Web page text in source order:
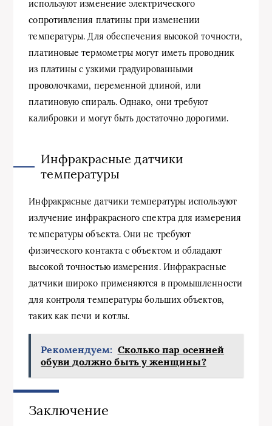
используют изменение электрического
сопротивления платины при изменении
температуры. Для обеспечения высокой точности,
платиновые термометры могут иметь проводник
из платины с узкими градуированными
проволочками, переменной длиной, или
платиновую спираль. Однако, они требуют
калибровки и могут быть достаточно дорогими.
Инфракрасные датчики
температуры
Инфракрасные датчики температуры используют
излучение инфракрасного спектра для измерения
температуры объекта. Они не требуют
физического контакта с объектом и обладают
высокой точностью измерения. Инфракрасные
датчики широко применяются в промышленности
для контроля температуры больших объектов,
таких как печи и котлы.
Рекомендуем: Сколько пар осенней
обуви должно быть у женщины?
Заключение